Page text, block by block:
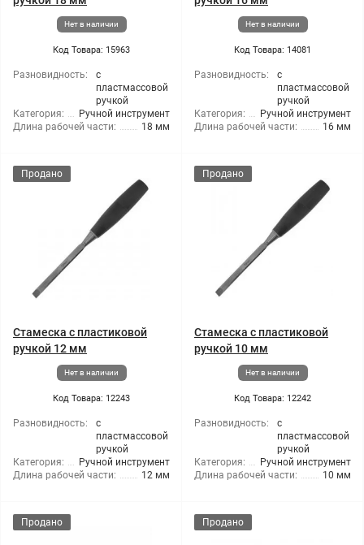
Нет в наличии
Код Товара: 15963
Разновидность:
с
пластмассовой
ручкой
Категория:
Ручной инструмент
Длина рабочей части:
18 мм
Нет в наличии
Код Товара: 14081
Разновидность:
с
пластмассовой
ручкой
Категория:
Ручной инструмент
Длина рабочей части:
16 мм
Продано
Стамеска с пластиковой
ручкой 12 мм
Нет в наличии
Код Товара: 12243
Разновидность:
с
пластмассовой
ручкой
Категория:
Ручной инструмент
Длина рабочей части:
12 мм
Продано
Стамеска с пластиковой
ручкой 10 мм
Нет в наличии
Код Товара: 12242
Разновидность:
с
пластмассовой
ручкой
Категория:
Ручной инструмент
Длина рабочей части:
10 мм
Продано Продано